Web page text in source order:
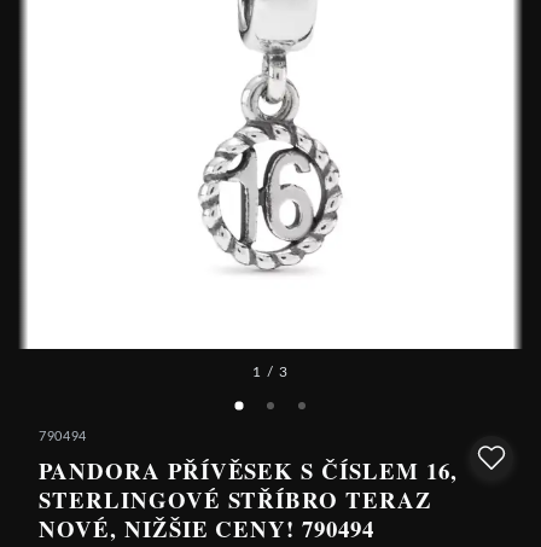
1 / 3
790494
PANDORA PŘÍVĚSEK S ČÍSLEM 16,
STERLINGOVÉ STŘÍBRO TERAZ
NOVÉ, NIŽŠIE CENY! 790494